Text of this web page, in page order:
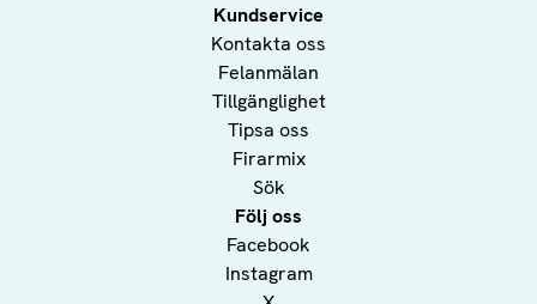
Kundservice
Kontakta oss
Felanmälan
Tillgänglighet
Tipsa oss
Firarmix
Sök
Följ oss
Facebook
Instagram